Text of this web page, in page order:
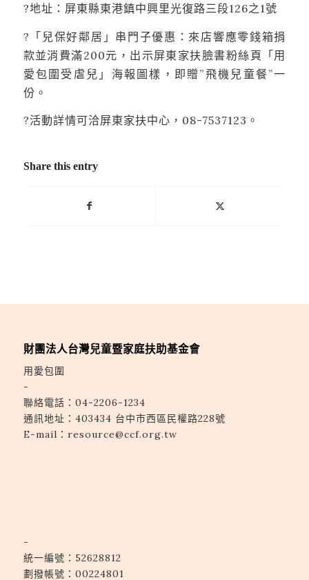
?地址：屏東縣東港鎮中興里光復路三段126之1號
?「兒保好鄰居」串門子優惠：來店響應零錢箱捐
款並消費滿200元，出示屏東家扶臉書粉絲頁「用
愛包圍受虐兒」海報圖樣，即贈”飛機兒童餐”一
份。
?活動詳情可洽屏東家扶中心，08-7537123。
Share this entry
財團法人台灣兒童暨家庭扶助基金會
用愛包圍
-
聯絡電話： 04-2206-1234
通訊地址： 403434 台中市西區民權路228號
E-mail： resource@ccf.org.tw
-
統一編號：52628812
劃撥帳號：00224801